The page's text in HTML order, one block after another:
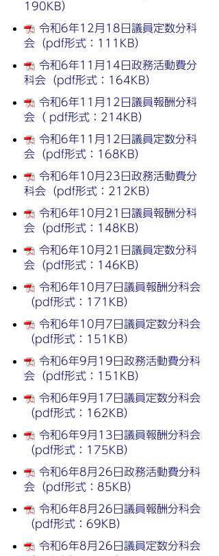
190KB）
令和6年12月18日議員定数分科
会（pdf形式：111KB）
令和6年11月14日政務活動費分
科会（pdf形式：164KB）
令和6年11月12日議員報酬分科
会（ pdf形式：214KB）
令和6年11月12日議員定数分科
会（pdf形式：168KB）
令和6年10月23日政務活動費分
科会（pdf形式：212KB）
令和6年10月21日議員報酬分科
会（pdf形式：148KB）
令和6年10月21日議員定数分科
会（pdf形式：146KB）
令和6年10月7日議員報酬分科会
（pdf形式：171KB）
令和6年10月7日議員定数分科会
（pdf形式：151KB）
令和6年9月19日政務活動費分科
会（pdf形式：151KB）
令和6年9月17日議員定数分科会
（pdf形式：162KB）
令和6年9月13日議員報酬分科会
（pdf形式：175KB）
令和6年8月26日政務活動費分科
会（pdf形式：85KB）
令和6年8月26日議員報酬分科会
（pdf形式：69KB）
令和6年8月26日議員定数分科会